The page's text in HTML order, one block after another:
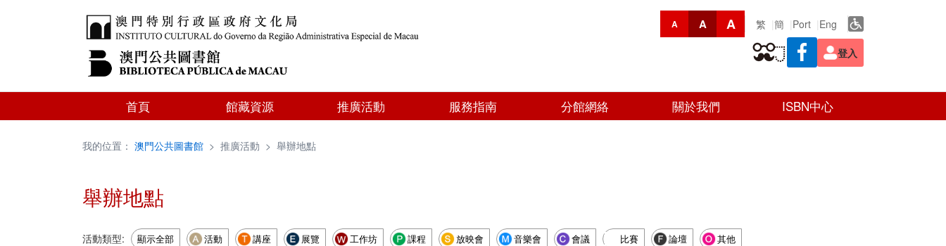
A A A 繁 簡 Port Eng
登入
首頁 館藏資源 推廣活動 服務指南 分館網絡 關於我們 ISBN中心
我的位置： 澳門公共圖書館 > 推廣活動 > 舉辦地點
舉辦地點
活動類型: 顯示全部 活動 講座 展覽 工作坊 課程 放映會 音樂會 會議 比賽 論壇 其他